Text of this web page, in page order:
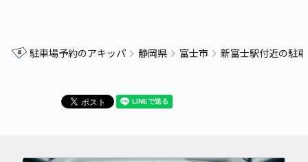
きっと簡単にできるので、まずはアプリかホームページを開いて
ください。もっとお得な情報を知りたいという方は、合わせて無
駐車場予約のアキッパ 静岡県 富士市 新富士駅付近の駐